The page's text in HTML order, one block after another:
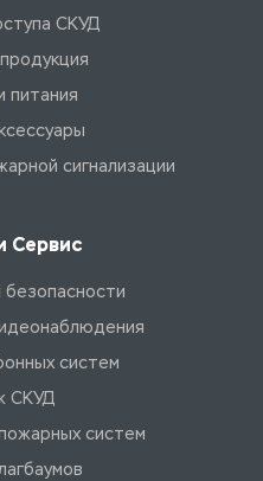
СКУД
питания
сигнализации
Сервис
систем
СКУД
систем